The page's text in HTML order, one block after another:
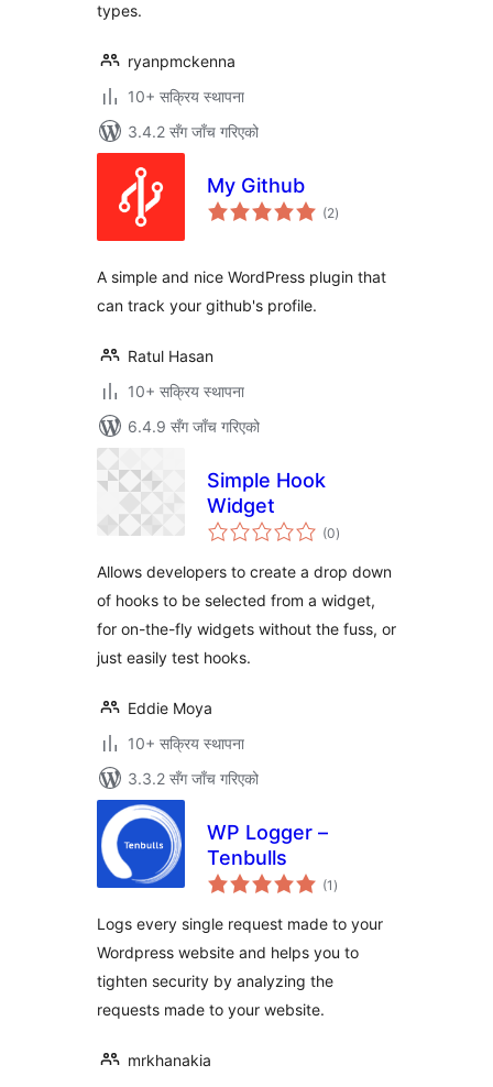
types.
ryanpmckenna
10+ सक्रिय स्थापना
3.4.2 सँग जाँच गरिएको
My Github
(2कुल
रेटिङ्गहरू
)
A simple and nice WordPress plugin that
can track your github's profile.
Ratul Hasan
10+ सक्रिय स्थापना
6.4.9 सँग जाँच गरिएको
Simple Hook
Widget
(0कुल
रेटिङ्गहरू
)
Allows developers to create a drop down
of hooks to be selected from a widget,
for on-the-fly widgets without the fuss, or
just easily test hooks.
Eddie Moya
10+ सक्रिय स्थापना
3.3.2 सँग जाँच गरिएको
WP Logger –
Tenbulls
(1 कुल
रेटिङ्गहरू
)
Logs every single request made to your
Wordpress website and helps you to
tighten security by analyzing the
requests made to your website.
mrkhanakia